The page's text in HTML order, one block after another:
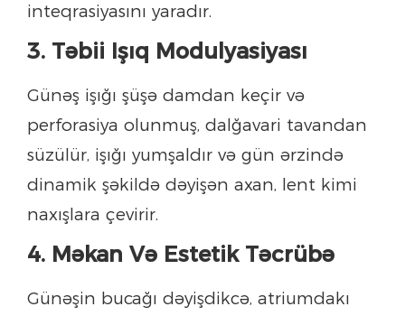
inteqrasiyasını yaradır.
3. Təbii Işıq Modulyasiyası
Günəş işığı şüşə damdan keçir və
perforasiya olunmuş, dalğavari tavandan
süzülür, işığı yumşaldır və gün ərzində
dinamik şəkildə dəyişən axan, lent kimi
naxışlara çevirir.
4. Məkan Və Estetik Təcrübə
Günəşin bucağı dəyişdikcə, atriumdakı